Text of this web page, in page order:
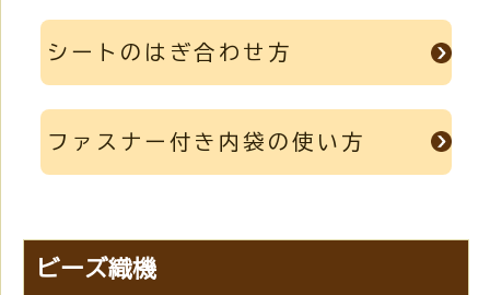
シートのはぎ合わせ方
ファスナー付き内袋の使い方
ビーズ織機